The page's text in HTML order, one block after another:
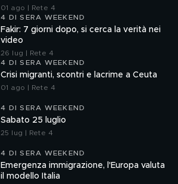
01 ago | Rete 4
4 DI SERA WEEKEND
Fakir: 7 giorni dopo, si cerca la verità nei
video
26 lug | Rete 4
4 DI SERA WEEKEND
Crisi migranti, scontri e lacrime a Ceuta
01 ago | Rete 4
4 DI SERA WEEKEND
Sabato 25 luglio
25 lug | Rete 4
4 DI SERA WEEKEND
Emergenza immigrazione, l'Europa valuta
il modello Italia